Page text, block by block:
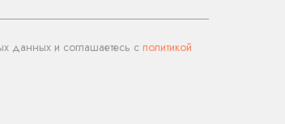
данных и соглашаетесь c политикой